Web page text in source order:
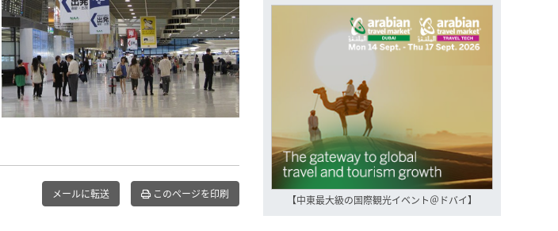
メールに転送 このページを印刷 【中東最大級の国際観光イベント＠ドバイ】